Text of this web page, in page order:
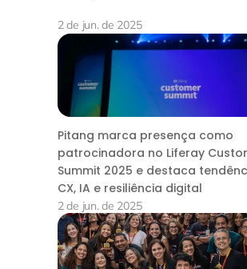
2 de jun. de 2025
Pitang marca presença como
patrocinadora no Liferay
Summit 2025 e destaca
CX, IA e resiliência digital
2 de jun. de 2025